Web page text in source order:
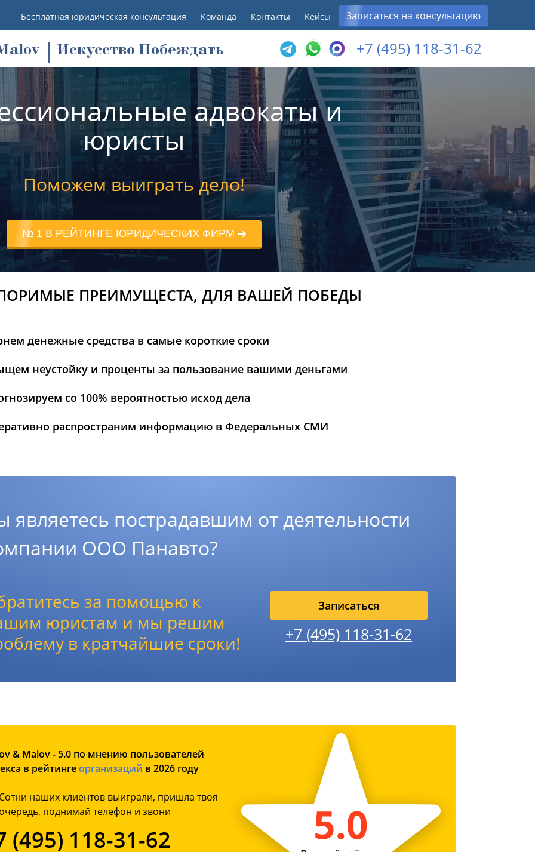
Бесплатная юридическая консультация Команда Контакты Кейсы Записаться на консультацию
alov Искусство Побеждать +7 (495) 118-31-62
адвокаты и
юристы
Поможем выиграть дело!
№ 1 В РЕЙТИНГЕ ЮРИДИЧЕСКИХ ФИРМ
ПРЕИМУЩЕСТА, ДЛЯ ВАШЕЙ ПОБЕДЫ
денежные средства в самые короткие сроки
неустойку и проценты за пользование вашими деньгами
со 100% вероятностью исход дела
распространим информацию в Федеральных СМИ
являетесь пострадавшим от деятельности
ООО Панавто?
за помощью к
юристам и мы решим
в кратчайшие сроки!
Записаться
+7 (495) 118-31-62
& Malov - 5.0 по мнению пользователей
в рейтингеорганизаций в 2026 году
Сотни наших клиентов выиграли, пришла твоя
очередь, поднимай телефон и звони
(495) 118-31-62